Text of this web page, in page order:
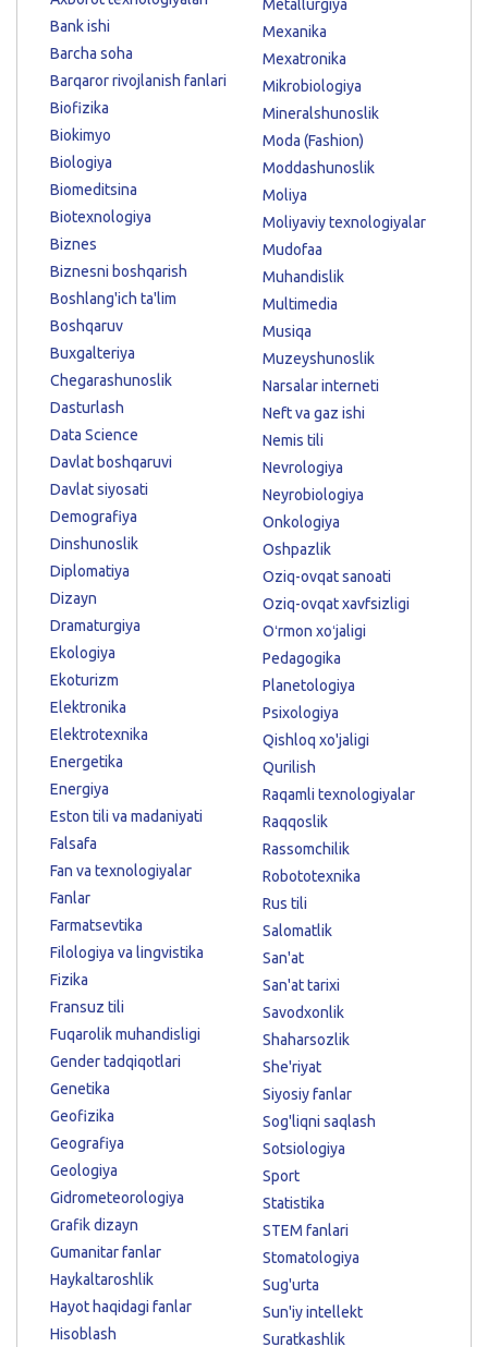
Bank ishi
Barcha soha
Barqaror rivojlanish fanlari
Biofizika
Biokimyo
Biologiya
Biomeditsina
Biotexnologiya
Biznes
Biznesni boshqarish
Boshlang'ich ta'lim
Boshqaruv
Buxgalteriya
Chegarashunoslik
Dasturlash
Data Science
Davlat boshqaruvi
Davlat siyosati
Demografiya
Dinshunoslik
Diplomatiya
Dizayn
Dramaturgiya
Ekologiya
Ekoturizm
Elektronika
Elektrotexnika
Energetika
Energiya
Eston tili va madaniyati
Falsafa
Fan va texnologiyalar
Fanlar
Farmatsevtika
Filologiya va lingvistika
Fizika
Fransuz tili
Fuqarolik muhandisligi
Gender tadqiqotlari
Genetika
Geofizika
Geografiya
Geologiya
Gidrometeorologiya
Grafik dizayn
Gumanitar fanlar
Haykaltaroshlik
Hayot haqidagi fanlar
Hisoblash
Metallurgiya
Mexanika
Mexatronika
Mikrobiologiya
Mineralshunoslik
Moda (Fashion)
Moddashunoslik
Moliya
Moliyaviy texnologiyalar
Mudofaa
Muhandislik
Multimedia
Musiqa
Muzeyshunoslik
Narsalar interneti
Neft va gaz ishi
Nemis tili
Nevrologiya
Neyrobiologiya
Onkologiya
Oshpazlik
Oziq-ovqat sanoati
Oziq-ovqat xavfsizligi
Oʻrmon xoʻjaligi
Pedagogika
Planetologiya
Psixologiya
Qishloq xo'jaligi
Qurilish
Raqamli texnologiyalar
Raqqoslik
Rassomchilik
Robototexnika
Rus tili
Salomatlik
San'at
San'at tarixi
Savodxonlik
Shaharsozlik
She'riyat
Siyosiy fanlar
Sog'liqni saqlash
Sotsiologiya
Sport
Statistika
STEM fanlari
Stomatologiya
Sug'urta
Sun'iy intellekt
Suratkashlik